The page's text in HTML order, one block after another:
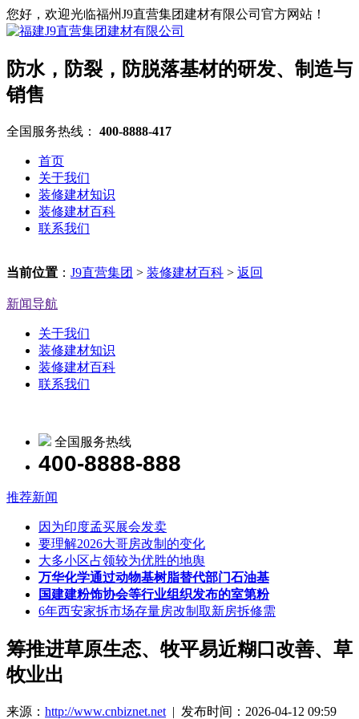
您好，欢迎光临福州J9直营集团建材有限公司官方网站！
防水，防裂，防脱落基材的研发、制造与
销售
全国服务热线： 400-8888-417
首页
关于我们
装修建材知识
装修建材百科
联系我们
当前位置 ： J9直营集团 > 装修建材百科 > 返回
新闻导航
关于我们
装修建材知识
装修建材百科
联系我们
全国服务热线
400-8888-888
推荐新闻
因为印度孟买展会发卖
要理解2026大哥房改制的变化
大多小区占领较为优胜的地舆
万华化学通过动物基树脂替代部门石油基
国建建粉饰协会等行业组织发布的室第粉
6年西安家拆市场存量房改制取新房拆修需
筹推进草原生态、牧平易近糊口改善、草
牧业出
来源： http://www.cnbiznet.net | 发布时间：2026-04-12 09:59